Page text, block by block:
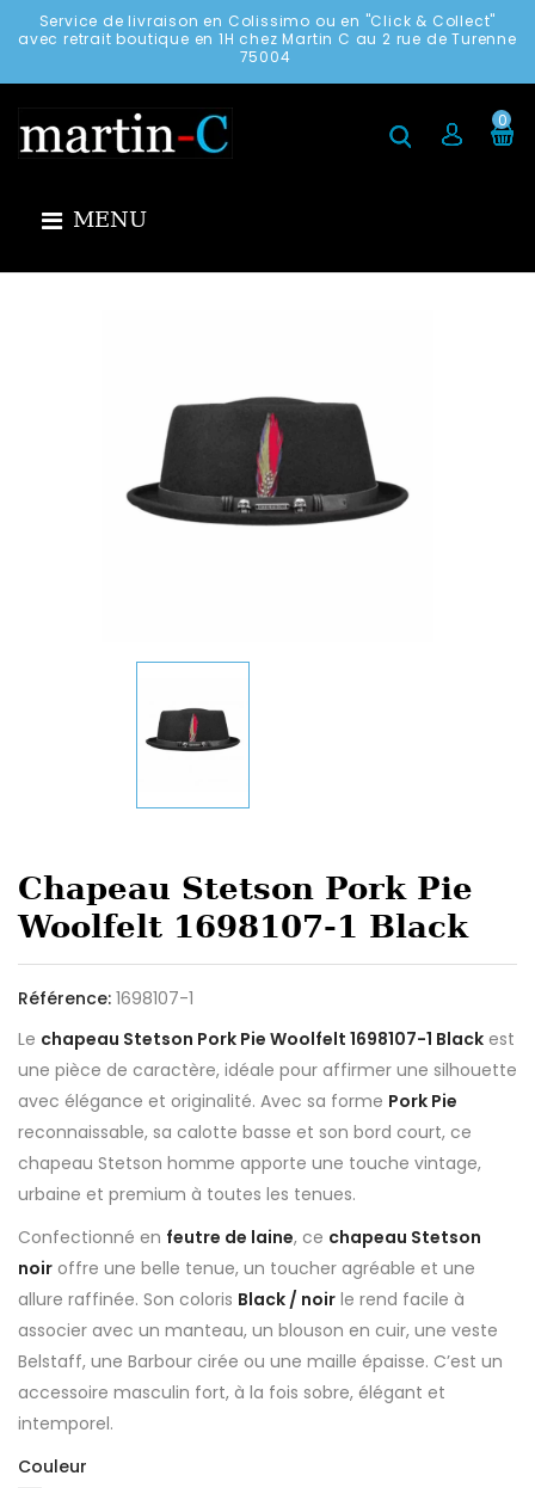
Service de livraison en Colissimo ou en "Click & Collect"
avec retrait boutique en 1H chez Martin C au 2 rue de Turenne
75004
0
MENU
Chapeau Stetson Pork Pie
Woolfelt 1698107-1 Black
Référence: 1698107-1
Le chapeau Stetson Pork Pie Woolfelt 1698107-1 Black est
une pièce de caractère, idéale pour affirmer une silhouette
avec élégance et originalité. Avec sa forme Pork Pie
reconnaissable, sa calotte basse et son bord court, ce
chapeau Stetson homme apporte une touche vintage,
urbaine et premium à toutes les tenues.
Confectionné en feutre de laine, ce chapeau Stetson
noir offre une belle tenue, un toucher agréable et une
allure raffinée. Son coloris Black / noir le rend facile à
associer avec un manteau, un blouson en cuir, une veste
Belstaff, une Barbour cirée ou une maille épaisse. C’est un
accessoire masculin fort, à la fois sobre, élégant et
intemporel.
Couleur